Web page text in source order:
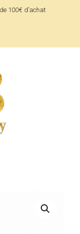
100€ d’achat